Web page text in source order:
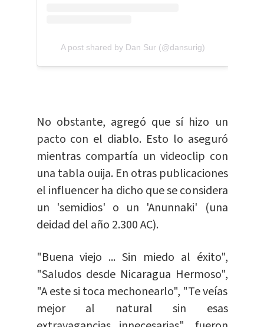
A post shared by Dan Sur (@dansurig)
No obstante, agregó que sí hizo un
pacto con el diablo. Esto lo aseguró
mientras compartía un videoclip con
una tabla ouija. En otras publicaciones
el influencer ha dicho que se considera
un 'semidios' o un 'Anunnaki' (una
deidad del año 2.300 AC).
"Buena viejo ... Sin miedo al éxito",
"Saludos desde Nicaragua Hermoso",
"A este si toca mechonearlo", "Te veías
mejor al natural sin esas